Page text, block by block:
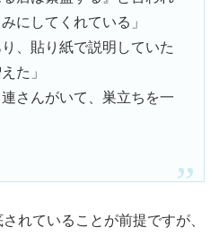
にしてくれている」
、貼り紙で説明していた
た」
さんがいて、巣立ちを一
れていることが前提ですが、